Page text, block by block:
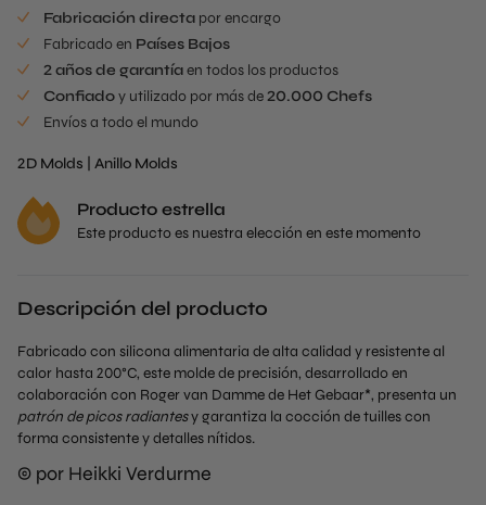
Fabricación directa por encargo
Fabricado en Países Bajos
2 años de garantíaen todos los productos
Confiadoy utilizado por más de20.000 Chefs
Envíos a todo el mundo
2D Molds Anillo Molds
Producto estrella
Este producto es nuestra elección en este momento
Descripción del producto
Fabricado con silicona alimentaria de alta calidad y resistente al
calor hasta 200°C, este molde de precisión, desarrollado en
colaboración con Roger van Damme de Het Gebaar*, presenta un
patrón de picos radiantesy garantiza la cocción de tuilles con
forma consistente y detalles nítidos.
© por Heikki Verdurme